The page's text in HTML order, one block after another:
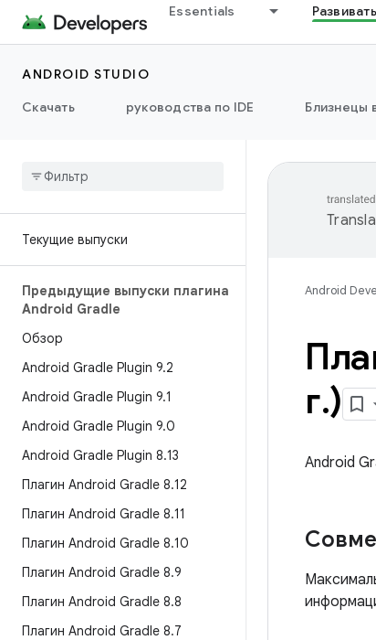
Essentials Развивать
ANDROID STUDIO
Скачать
руководства по IDE Близнецы
Текущие выпуски
Предыдущие выпуски плагина
Android Gradle
Обзор
Android Gradle Plugin 9.2
Android Gradle Plugin 9.1
Android Gradle Plugin 9.0
Android Gradle Plugin 8.13
Плагин Android Gradle 8.12
Плагин Android Gradle 8.11
Плагин Android Gradle 8.10
Плагин Android Gradle 8.9
Плагин Android Gradle 8.8
Плагин Android Gradle 8.7
Android
г.)
Android